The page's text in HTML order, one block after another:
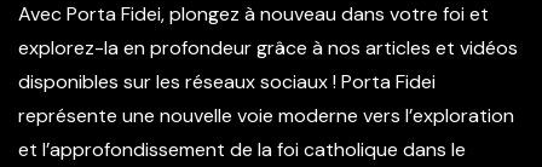
Avec Porta Fidei, plongez à nouveau dans votre foi et
explorez-la en profondeur grâce à nos articles et vidéos
disponibles sur les réseaux sociaux ! Porta Fidei
représente une nouvelle voie moderne vers l’exploration
et l’approfondissement de la foi catholique dans le